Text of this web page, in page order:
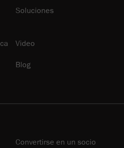
Soluciones
Video
Blog
Convertirse en un socio